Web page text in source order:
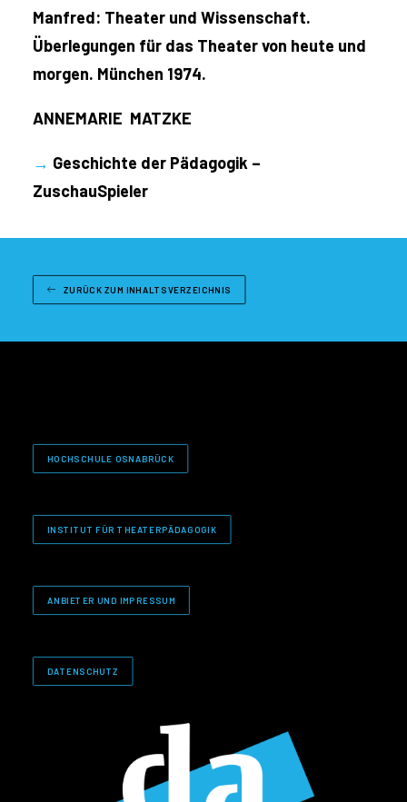
Manfred: Theater und Wissenschaft.
Überlegungen für das Theater von heute und
morgen. München 1974.
ANNEMARIE MATZKE
→ Geschichte der Pädagogik –
ZuschauSpieler
ZURÜCK ZUM INHALTSVERZEICHNIS
HOCHSCHULE OSNABRÜCK
INSTITUT FÜR THEATERPÄDAGOGIK
ANBIETER UND IMPRESSUM
DATENSCHUTZ